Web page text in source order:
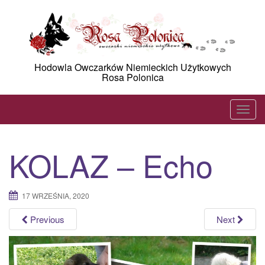
Hodowla Owczarków Niemieckich Użytkowych
Rosa Polonica
T
o
v
i
g
KOLAZ – Echo
17 WRZEŚNIA, 2020
Previous Next